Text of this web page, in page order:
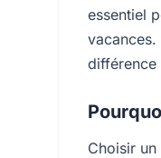
essentiel
différence
Choisir